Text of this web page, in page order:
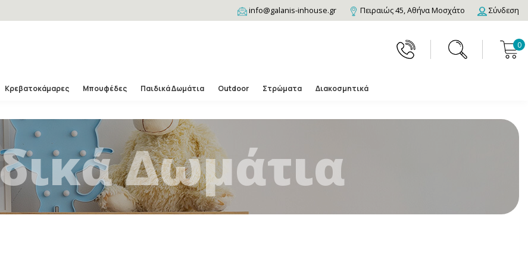
info@galanis-inhouse.gr Πειραιώς 45, Αθήνα Μοσχάτο Σύνδεση
0
Κρεβατοκάμαρες Μπουφέδες Παιδικά Δωμάτια Outdoor Στρώματα Διακοσμητικά
Δωμάτια